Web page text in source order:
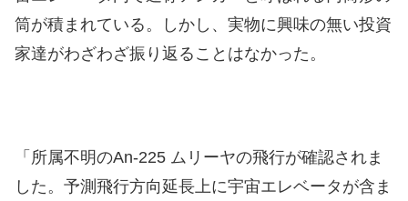
筒が積まれている。しかし、実物に興味の無い投資
家達がわざわざ振り返ることはなかった。
「所属不明のAn-225 ムリーヤの飛行が確認されま
した。予測飛行方向延長上に宇宙エレベータが含ま